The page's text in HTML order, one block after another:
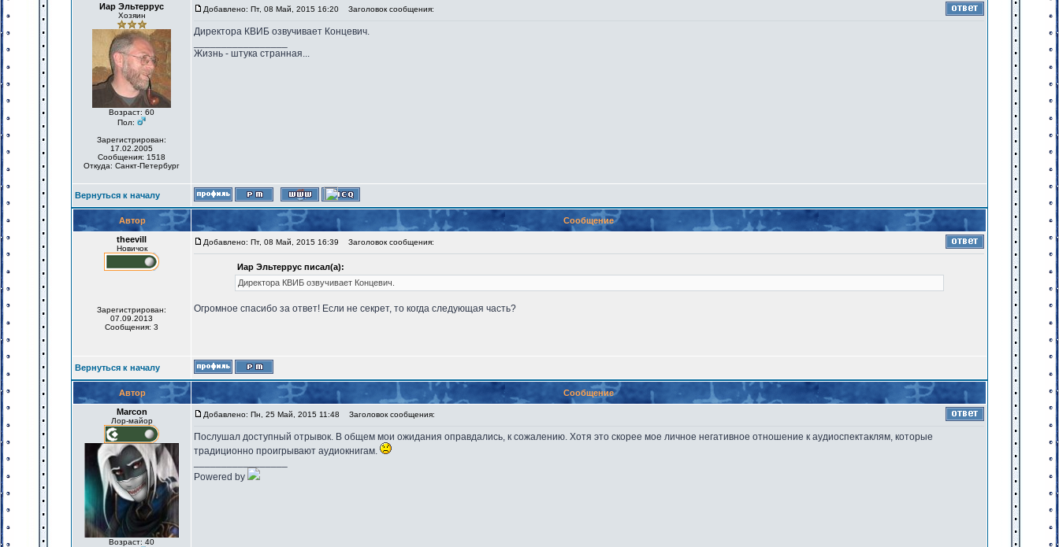
Иар Эльтеррус
Хозяин
Возраст: 60
Пол:
Зарегистрирован:
17.02.2005
Сообщения: 1518
Откуда: Санкт-Петербург
Добавлено: Пт, 08 Май, 2015 16:20 Заголовок сообщения:
Директора КВИБ озвучивает Концевич.
Жизнь - штука странная...
Вернуться к началу
Автор
Сообщение
theevill
Новичок
Зарегистрирован:
07.09.2013
Сообщения: 3
Добавлено: Пт, 08 Май, 2015 16:39 Заголовок сообщения:
Иар Эльтеррус писал(а):
Директора КВИБ озвучивает Концевич.
Огромное спасибо за ответ! Если не секрет, то когда следующая часть?
Вернуться к началу
Автор
Сообщение
Marcon
Лор-майор
Возраст: 40
Добавлено: Пн, 25 Май, 2015 11:48 Заголовок сообщения:
Послушал доступный отрывок. В общем мои ожидания оправдались, к сожалению. Хотя это скорее мое личное негативное отношение к аудиоспектаклям, которые
традиционно проигрывают аудиокнигам.
Powered by